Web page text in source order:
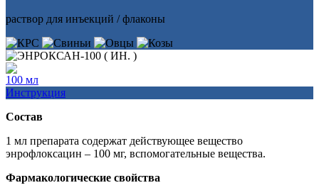
раствор для инъекций / флаконы
100 мл
Инструкция
Состав
1 мл препарата содержат действующее вещество
энрофлоксацин – 100 мг, вспомогательные вещества.
Фармакологические свойства